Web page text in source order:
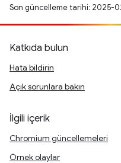
Son güncelleme tarihi: 2025-
Katkıda bulun
Hata bildirin
Açık sorunlara bakın
İlgili içerik
Chromium güncellemeleri
Örnek olaylar